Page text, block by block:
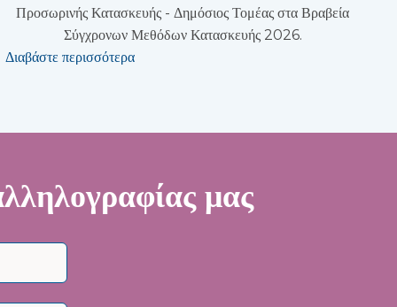
Προσωρινής Κατασκευής - Δημόσιος Τομέας στα Βραβεία
Σύγχρονων Μεθόδων Κατασκευής 2026.
Διαβάστε περισσότερα
μας